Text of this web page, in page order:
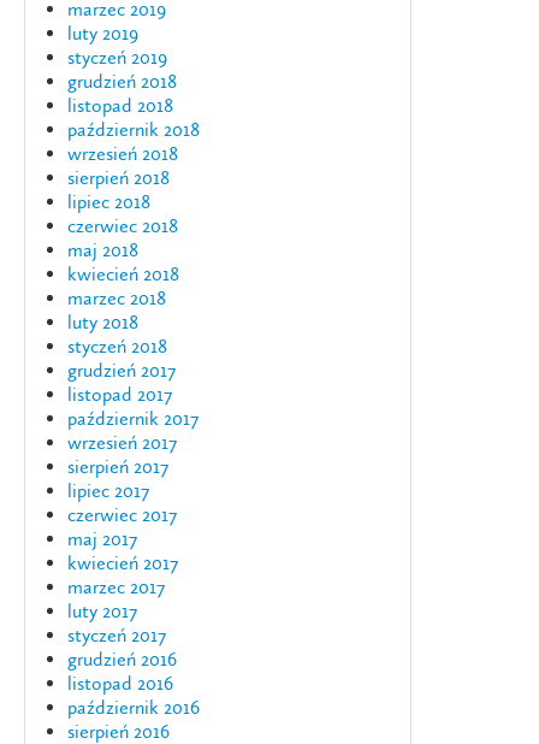
marzec 2019
luty 2019
styczeń 2019
grudzień 2018
listopad 2018
październik 2018
wrzesień 2018
sierpień 2018
lipiec 2018
czerwiec 2018
maj 2018
kwiecień 2018
marzec 2018
luty 2018
styczeń 2018
grudzień 2017
listopad 2017
październik 2017
wrzesień 2017
sierpień 2017
lipiec 2017
czerwiec 2017
maj 2017
kwiecień 2017
marzec 2017
luty 2017
styczeń 2017
grudzień 2016
listopad 2016
październik 2016
sierpień 2016